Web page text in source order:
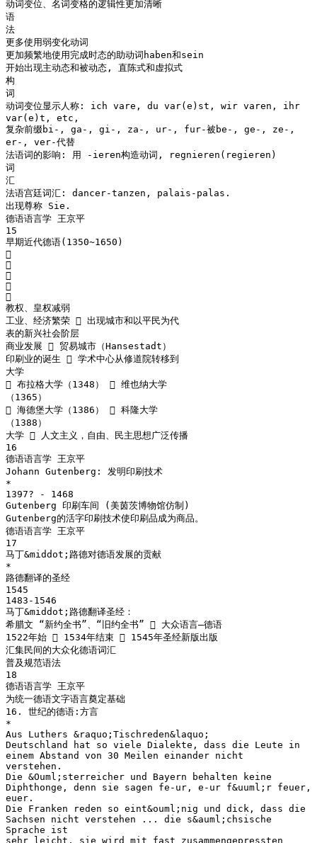
动词变位、名词变格的逻辑性更加清晰
语
法
更多使用弱变化动词
更加频繁地使用完成时态的助动词haben和sein
开始出现主动态和被动态, 直陈式和虚拟式
构
词
动词变位显示人称: ich vare, du var(e)st, wir varen, ihr
var(e)t, etc,
复杂前缀bi-, ga-, gi-, za-, ur-, fur-被be-, ge-, ze-,
er-, ver-代替
法语词的影响: 用 -ieren构造动词, regnieren(regieren)
词
汇
法语宫廷词汇: dancer-tanzen, palais-palas.
出现尊称 Sie.
德语语言学 王京平
15
早期近代德语(1350~1650)





教权、皇权减弱
工业、经济繁荣  出现城市和以平民为代
表的新兴社会阶层
商业发展  贸易城市（Hansestadt）
印刷业的诞生  学术中心从修道院转移到
大学
 布拉格大学（1348）  维也纳大学
（1365）
 海德堡大学（1386）  科隆大学
（1388）
大学  人文主义，自由、民主思想广泛传播
16
德语语言学 王京平
Johann Gutenberg: 发明印刷技术
*
1397? - 1468
Gutenberg 印刷车间 (美茵茨博物馆仿制)
Gutenberg的活字印刷技术使印刷品成为商品。
德语语言学 王京平
17
马丁&middot;路德对德语发展的贡献
*
路德翻译的圣经
1545
1483-1546
马丁&middot;路德翻译圣经：
希腊文 “新约全书”、“旧约全书”  大众语言—德语
1522年始  1534年结束  1545年圣经新版出版
汇集民间的大众化德语词汇
普及规范语法
18
德语语言学 王京平
为统一德语文字语言奠定基础
16. 世纪的德语:方言
*
Aus Luthers &raquo;Tischreden&laquo;
Deutschland hat so viele Dialekte, dass die Leute in
einem Abstand von 30 Meilen einander nicht
verstehen.
Die &Ouml;sterreicher und Bayern behalten keine
Diphthonge, denn sie sagen fe-ur, e-ur f&uuml;r feuer,
euer.
Die Franken reden so eint&ouml;nig und dick, dass die
Sachsen nicht verstehen ... die s&auml;chsische
Sprache ist
sehr leicht, sie wird mit fast zusammengepressten